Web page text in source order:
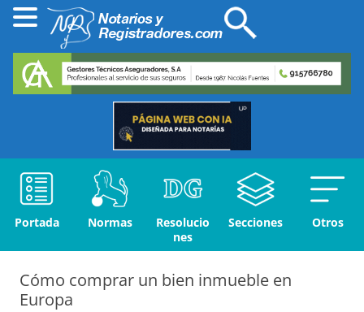
Portada Normas
Resolucio
nes
Secciones Otros
Cómo comprar un bien inmueble en
Europa